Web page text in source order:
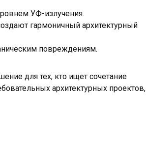
УФ-излучения.
гармоничный архитектурный
повреждениям.
для тех, кто ищет сочетание
архитектурных проектов,